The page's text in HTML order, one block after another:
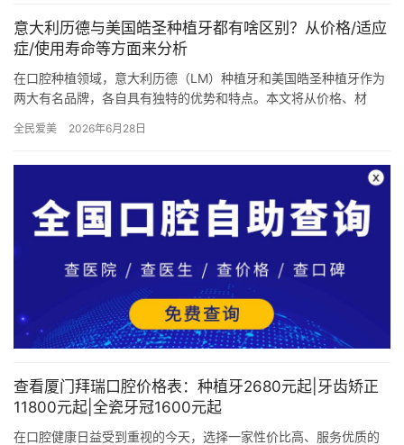
意大利历德与美国皓圣种植牙都有啥区别？从价格/适应
症/使用寿命等方面来分析
在口腔种植领域，意大利历德（LM）种植牙和美国皓圣种植牙作为
两大有名品牌，各自具有独特的优势和特点。本文将从价格、材
皓圣种…
全民爱美 2026年6月28日
查看厦门拜瑞口腔价格表：种植牙2680元起|牙齿矫正
11800元起|全瓷牙冠1600元起
在口腔健康日益受到重视的今天，选择一家性价比高、服务优质的